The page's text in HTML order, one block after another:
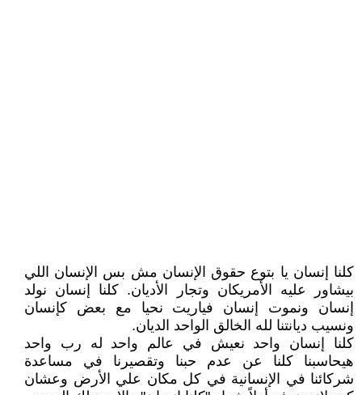
كلنا إنسان يا بتوع حقوق الإنسان مش بس الإنسان اللي
بيشاور عليه الأمريكان وتجار الأديان. كلنا إنسان نولد
إنسان ونموت إنسان فياريت نحيا مع بعض كإنسان
ونسيب ديانتنا لله الخالق الواحد الديان.
كلنا إنسان واحد نعيش في عالم واحد له رب واحد
هيحاسبنا كلنا عن عدم حبنا وتقصيرنا في مساعدة
شركائنا في الإنسانية في كل مكان علي الأرض وعشان